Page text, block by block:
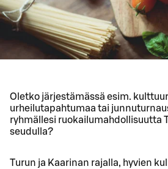
Oletko järjestämässä esim.
urheilutapahtumaa tai
ryhmällesi ruokailumahdollisuutta
seudulla?
Turun ja Kaarinan rajalla, hyvien